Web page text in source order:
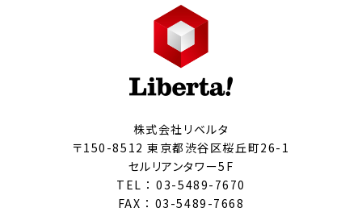
株式会社リベルタ
〒150-8512 東京都渋谷区桜丘町26-1
セルリアンタワー5F
TEL ：03-5489-7670
FAX ： 03-5489-7668